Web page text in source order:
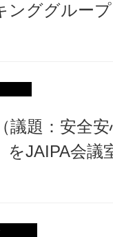
ンググルー
議題：安全
をJAIPA会議